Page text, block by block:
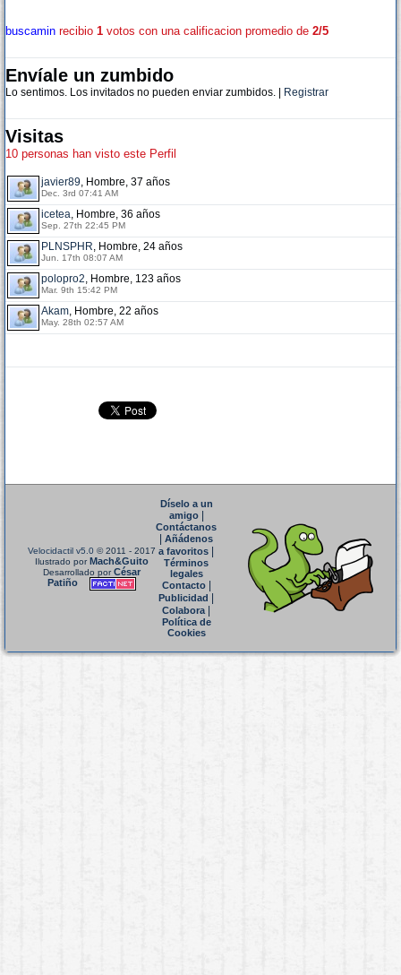
buscamin recibio 1 votos con una calificacion promedio de 2/5
Envíale un zumbido
Lo sentimos. Los invitados no pueden enviar zumbidos. | Registrar
Visitas
10 personas han visto este Perfil
javier89, Hombre, 37 años
Dec. 3rd 07:41 AM
icetea, Hombre, 36 años
Sep. 27th 22:45 PM
PLNSPHR, Hombre, 24 años
Jun. 17th 08:07 AM
polopro2, Hombre, 123 años
Mar. 9th 15:42 PM
Akam, Hombre, 22 años
May. 28th 02:57 AM
Velocidactil v5.0 © 2011 - 2017
Ilustrado porMach&Guito
Desarrollado porCésar
Patiño
Díselo a un
amigo|
Contáctanos
Añádenos
a favoritos
Términos
legales
Contacto|
Publicidad
Colabora|
Política de
Cookies